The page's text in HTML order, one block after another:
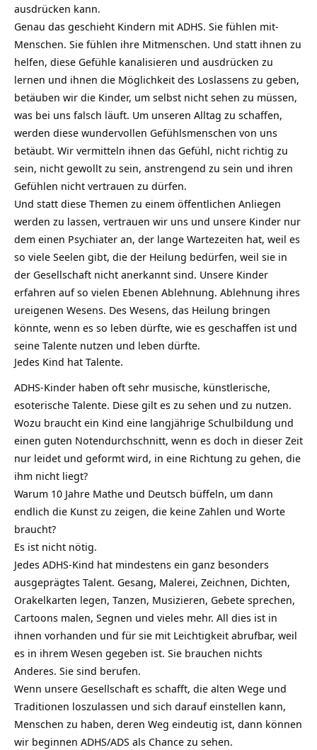
ausdrücken kann.
Genau das geschieht Kindern mit ADHS. Sie fühlen mit-
Menschen. Sie fühlen ihre Mitmenschen. Und statt ihnen zu
helfen, diese Gefühle kanalisieren und ausdrücken zu
lernen und ihnen die Möglichkeit des Loslassens zu geben,
betäuben wir die Kinder, um selbst nicht sehen zu müssen,
was bei uns falsch läuft. Um unseren Alltag zu schaffen,
werden diese wundervollen Gefühlsmenschen von uns
betäubt. Wir vermitteln ihnen das Gefühl, nicht richtig zu
sein, nicht gewollt zu sein, anstrengend zu sein und ihren
Gefühlen nicht vertrauen zu dürfen.
Und statt diese Themen zu einem öffentlichen Anliegen
werden zu lassen, vertrauen wir uns und unsere Kinder nur
dem einen Psychiater an, der lange Wartezeiten hat, weil es
so viele Seelen gibt, die der Heilung bedürfen, weil sie in
der Gesellschaft nicht anerkannt sind. Unsere Kinder
erfahren auf so vielen Ebenen Ablehnung. Ablehnung ihres
ureigenen Wesens. Des Wesens, das Heilung bringen
könnte, wenn es so leben dürfte, wie es geschaffen ist und
seine Talente nutzen und leben dürfte.
Jedes Kind hat Talente.
ADHS-Kinder haben oft sehr musische, künstlerische,
esoterische Talente. Diese gilt es zu sehen und zu nutzen.
Wozu braucht ein Kind eine langjährige Schulbildung und
einen guten Notendurchschnitt, wenn es doch in dieser Zeit
nur leidet und geformt wird, in eine Richtung zu gehen, die
ihm nicht liegt?
Warum 10 Jahre Mathe und Deutsch büffeln, um dann
endlich die Kunst zu zeigen, die keine Zahlen und Worte
braucht?
Es ist nicht nötig.
Jedes ADHS-Kind hat mindestens ein ganz besonders
ausgeprägtes Talent. Gesang, Malerei, Zeichnen, Dichten,
Orakelkarten legen, Tanzen, Musizieren, Gebete sprechen,
Cartoons malen, Segnen und vieles mehr. All dies ist in
ihnen vorhanden und für sie mit Leichtigkeit abrufbar, weil
es in ihrem Wesen gegeben ist. Sie brauchen nichts
Anderes. Sie sind berufen.
Wenn unsere Gesellschaft es schafft, die alten Wege und
Traditionen loszulassen und sich darauf einstellen kann,
Menschen zu haben, deren Weg eindeutig ist, dann können
wir beginnen ADHS/ADS als Chance zu sehen.